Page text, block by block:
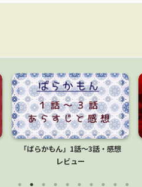
「ばらかもん」1話～3話・感想
レビュー